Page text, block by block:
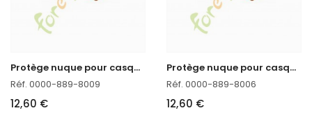
P
rotège nuque pour casque Dynamic Stihl
Réf. 0000-889-8009
12,60 €
P
rotège nuque pour casque Advance Stihl
Réf. 0000-889-8006
12,60 €